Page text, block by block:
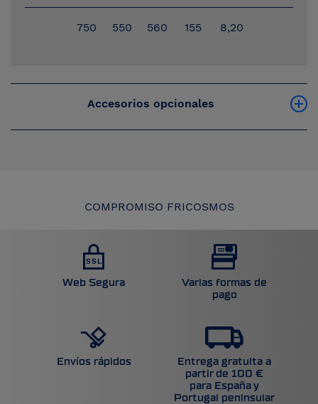
750 550 560 155 8,20
Accesorios opcionales
COMPROMISO FRICOSMOS
Web Segura
Varias formas de
pago
Envíos rápidos
Entrega gratuita a
partir de 100 €
para España y
Portugal peninsular